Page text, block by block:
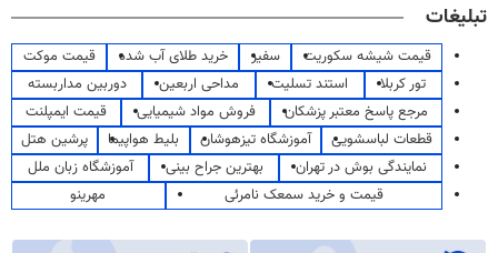
تبلیغات
قیمت شیشه سکوریت سفیر خرید طلای آب شده
قیمت موکت
تور کربلا
استند تسلیت مداحی اربعین
دوربین مداربسته
مرجع پاسخ معتبر پزشکان
فروش مواد شیمیایی
قیمت ایمپلنت
قطعات لباسشویی
آموزشگاه تیزهوشان بلیط هواپیما
پرشین هتل
نمایندگی بوش در تهران
بهترین جراح بینی
آموزشگاه زبان ملل
قیمت و خرید سمعک نامرئی
مهرینو